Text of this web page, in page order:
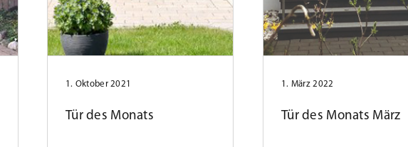
1. Oktober 2021
Tür des Monats
1. März 2022
Tür des Monats März